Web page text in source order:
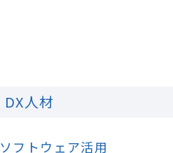
DX人材
ソフトウェア活用